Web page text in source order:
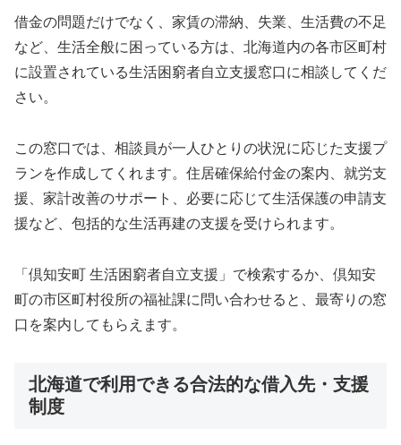
借金の問題だけでなく、家賃の滞納、失業、生活費の不足
など、生活全般に困っている方は、北海道内の各市区町村
に設置されている生活困窮者自立支援窓口に相談してくだ
さい。
この窓口では、相談員が一人ひとりの状況に応じた支援プ
ランを作成してくれます。住居確保給付金の案内、就労支
援、家計改善のサポート、必要に応じて生活保護の申請支
援など、包括的な生活再建の支援を受けられます。
「倶知安町 生活困窮者自立支援」で検索するか、倶知安
町の市区町村役所の福祉課に問い合わせると、最寄りの窓
口を案内してもらえます。
北海道で利用できる合法的な借入先・支援
制度